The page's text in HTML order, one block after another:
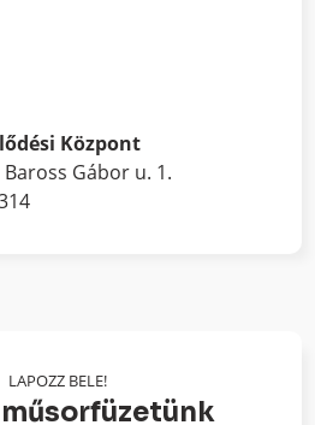
Központ
Gábor u. 1.
LAPOZZ BELE!